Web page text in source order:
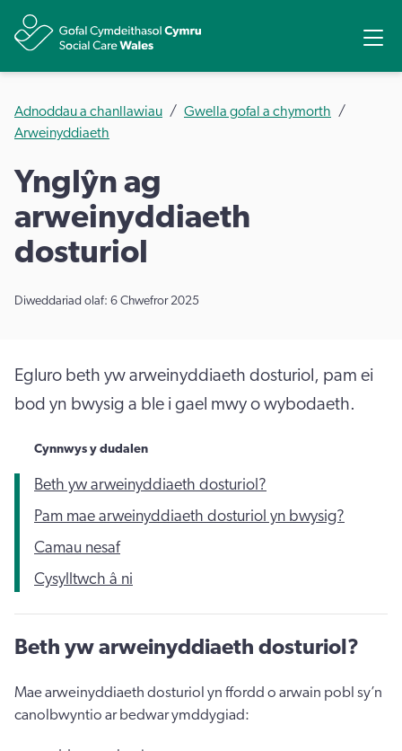
Adnoddau a chanllawiau
Gwella gofal a chymorth
Arweinyddiaeth
Ynglŷn ag
arweinyddiaeth
dosturiol
Diweddariad olaf: 6 Chwefror 2025
Egluro beth yw arweinyddiaeth dosturiol, pam ei
bod yn bwysig a ble i gael mwy o wybodaeth.
Cynnwys y dudalen
Beth yw arweinyddiaeth dosturiol?
Pam mae arweinyddiaeth dosturiol yn bwysig?
Camau nesaf
Cysylltwch â ni
Beth yw arweinyddiaeth dosturiol?
Mae arweinyddiaeth dosturiol yn ffordd o arwain pobl sy’n
canolbwyntio ar bedwar ymddygiad: